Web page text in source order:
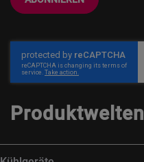
Produktwelten